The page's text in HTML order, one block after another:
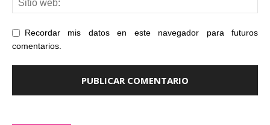
Recordar mis datos en este navegador para futuros
comentarios.